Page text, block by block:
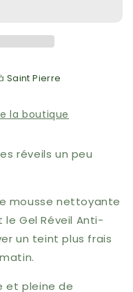
Saint Pierre
la boutique
réveils un peu
mousse nettoyante
Gel Réveil Anti-
un teint plus frais
et pleine de